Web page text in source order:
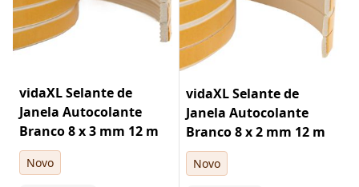
vidaXL Selante de
Janela Autocolante
Branco 8 x 3 mm 12 m
Novo
vidaXL Selante de
Janela Autocolante
Branco 8 x 2 mm 12 m
Novo